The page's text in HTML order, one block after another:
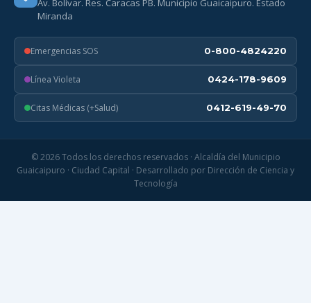
Av. Bolívar. Res. Caracas PB. Municipio Guaicaipuro. Estado
Miranda
Emergencias SOS 0-800-4824220
Línea Violeta 0424-178-9609
Citas Médicas (+Salud) 0412-619-49-70
© 2026 Todos los derechos reservados · Alcaldía del Municipio
Guaicaipuro · Ciudad Capital · Desarrollado por Dirección de Ciencia y
Tecnología